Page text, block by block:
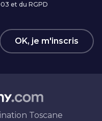
et du RGPD
OK, je m'inscris
Toscane